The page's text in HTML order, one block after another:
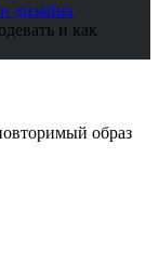
дизайна
и как
образ